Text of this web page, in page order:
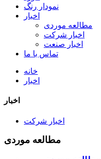
نمودار رنگ
اخبار
مطالعه موردی
اخبار شرکت
اخبار صنعت
تماس با ما
خانه
اخبار
اخبار
اخبار شرکت
مطالعه موردی